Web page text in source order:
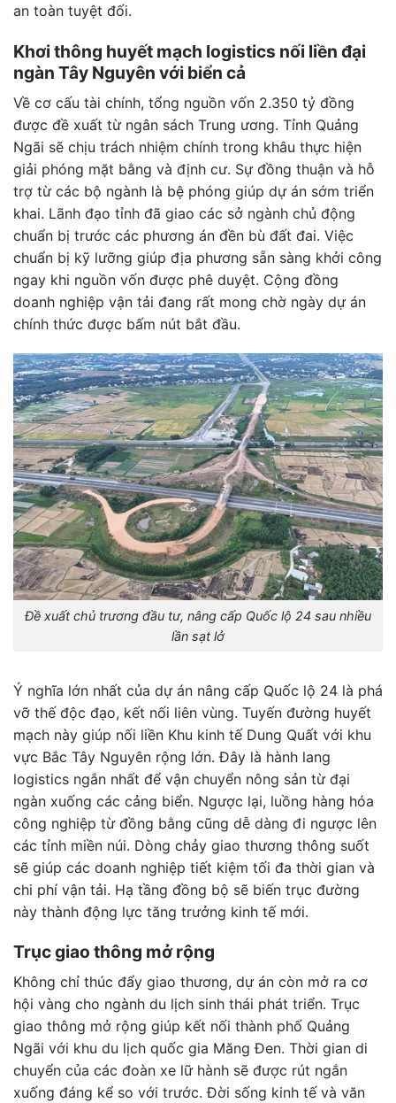
an toàn tuyệt đối.
Khơi thông huyết mạch logistics nối liền đại
ngàn Tây Nguyên với biển cả
Về cơ cấu tài chính, tổng nguồn vốn 2.350 tỷ đồng
được đề xuất từ ngân sách Trung ương. Tỉnh Quảng
Ngãi sẽ chịu trách nhiệm chính trong khâu thực hiện
giải phóng mặt bằng và định cư. Sự đồng thuận và hỗ
trợ từ các bộ ngành là bệ phóng giúp dự án sớm triển
khai. Lãnh đạo tỉnh đã giao các sở ngành chủ động
chuẩn bị trước các phương án đền bù đất đai. Việc
chuẩn bị kỹ lưỡng giúp địa phương sẵn sàng khởi công
ngay khi nguồn vốn được phê duyệt. Cộng đồng
doanh nghiệp vận tải đang rất mong chờ ngày dự án
chính thức được bấm nút bắt đầu.
Đề xuất chủ trương đầu tư, nâng cấp Quốc lộ 24 sau nhiều
lần sạt lở
Ý nghĩa lớn nhất của dự án nâng cấp Quốc lộ 24 là phá
vỡ thế độc đạo, kết nối liên vùng. Tuyến đường huyết
mạch này giúp nối liền Khu kinh tế Dung Quất với khu
vực Bắc Tây Nguyên rộng lớn. Đây là hành lang
logistics ngắn nhất để vận chuyển nông sản từ đại
ngàn xuống các cảng biển. Ngược lại, luồng hàng hóa
công nghiệp từ đồng bằng cũng dễ dàng đi ngược lên
các tỉnh miền núi. Dòng chảy giao thương thông suốt
sẽ giúp các doanh nghiệp tiết kiệm tối đa thời gian và
chi phí vận tải. Hạ tầng đồng bộ sẽ biến trục đường
này thành động lực tăng trưởng kinh tế mới.
Trục giao thông mở rộng
Không chỉ thúc đẩy giao thương, dự án còn mở ra cơ
hội vàng cho ngành du lịch sinh thái phát triển. Trục
giao thông mở rộng giúp kết nối thành phố Quảng
Ngãi với khu du lịch quốc gia Măng Đen. Thời gian di
chuyển của các đoàn xe lữ hành sẽ được rút ngắn
xuống đáng kể so với trước. Đời sống kinh tế và văn